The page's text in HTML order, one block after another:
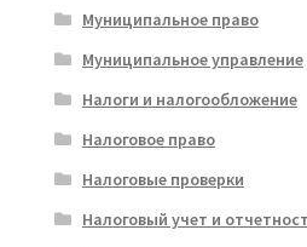
Муниципальное право
Муниципальное управление
Налоги и налогообложение
Налоговое право
Налоговые проверки
Налоговый учет и